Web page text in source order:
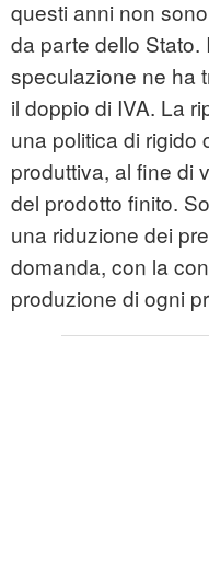
questi anni non
da parte dello Stato.
speculazione ne ha
il doppio di IVA. La
una politica di rigido
produttiva, al fine di
del prodotto finito.
una riduzione dei
domanda, con la
produzione di ogni